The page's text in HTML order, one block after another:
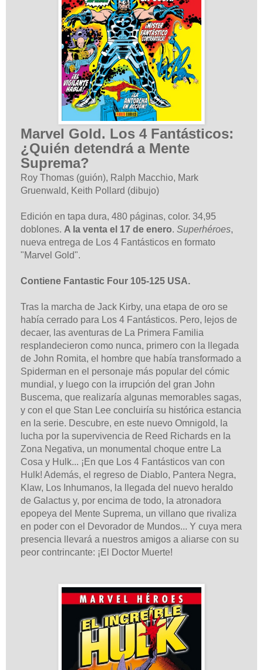
Marvel Gold. Los 4 Fantásticos:
¿Quién detendrá a Mente
Suprema?
Roy Thomas (guión), Ralph Macchio, Mark
Gruenwald, Keith Pollard (dibujo)
Edición en tapa dura, 480 páginas, color. 34,95
doblones. A la venta el 17 de enero. Superhéroes,
nueva entrega de Los 4 Fantásticos en formato
"Marvel Gold".
Contiene Fantastic Four 105-125 USA.
Tras la marcha de Jack Kirby, una etapa de oro se
había cerrado para Los 4 Fantásticos. Pero, lejos de
decaer, las aventuras de La Primera Familia
resplandecieron como nunca, primero con la llegada
de John Romita, el hombre que había transformado a
Spiderman en el personaje más popular del cómic
mundial, y luego con la irrupción del gran John
Buscema, que realizaría algunas memorables sagas,
y con el que Stan Lee concluiría su histórica estancia
en la serie. Descubre, en este nuevo Omnigold, la
lucha por la supervivencia de Reed Richards en la
Zona Negativa, un monumental choque entre La
Cosa y Hulk... ¡En que Los 4 Fantásticos van con
Hulk! Además, el regreso de Diablo, Pantera Negra,
Klaw, Los Inhumanos, la llegada del nuevo heraldo
de Galactus y, por encima de todo, la atronadora
epopeya del Mente Suprema, un villano que rivaliza
en poder con el Devorador de Mundos... Y cuya mera
presencia llevará a nuestros amigos a aliarse con su
peor contrincante: ¡El Doctor Muerte!